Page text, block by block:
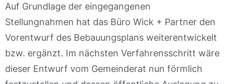
Auf Grundlage der eingegangenen
Stellungnahmen hat das Büro Wick + Partner den
Vorentwurf des Bebauungsplans weiterentwickelt
bzw. ergänzt. Im nächsten Verfahrensschritt wäre
dieser Entwurf vom Gemeinderat nun förmlich